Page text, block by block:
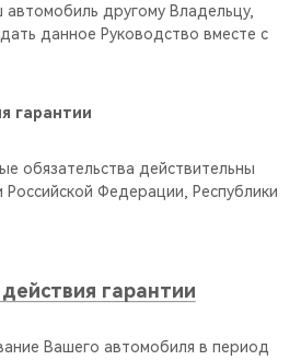
другому Владельцу,
данное Руководство вместе с
гарантии
обязательства действительны
Федерации, Республики
гарантии
Вашего автомобиля в период